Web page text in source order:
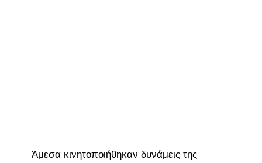
Άμεσα κινητοποιήθηκαν δυνάμεις της